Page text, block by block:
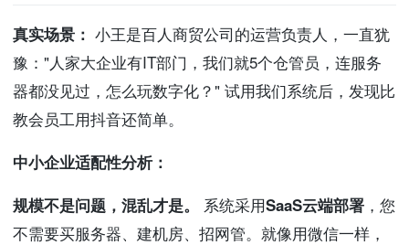
真实场景： 小王是百人商贸公司的运营负责人，一直犹
豫："人家大企业有IT部门，我们就5个仓管员，连服务
器都没见过，怎么玩数字化？" 试用我们系统后，发现比
教会员工用抖音还简单。
中小企业适配性分析：
规模不是问题，混乱才是。
系统采用SaaS云端部署 ，您
不需要买服务器、建机房、招网管。就像用微信一样，